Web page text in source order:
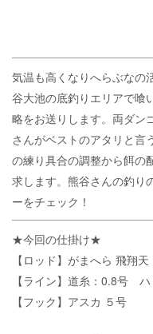
気温も高くなりへらぶなの
谷大池の底釣りエリアで喰
略をお送りします。両ダン
さんがベストのアタリと言
の練り具合の調整から餌の
求します。熊谷さんの釣り
ーをチェック！
★今回の仕掛け★
【ロッド】がまへら 飛翔天
【ライン】道糸：0.8号
【フック】アスカ ５号